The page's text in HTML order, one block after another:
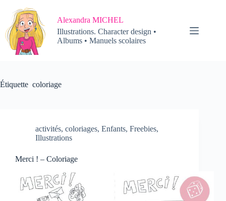
contenu
Alexandra MICHEL
Illustrations. Character design •
Albums • Manuels scolaires
Étiquette coloriage
activités, coloriages, Enfants, Freebies,
Illustrations
Merci ! – Coloriage